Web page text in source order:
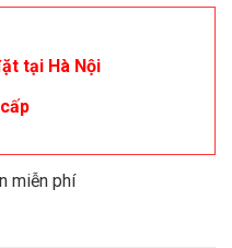
tại Hà Nội
miễn phí